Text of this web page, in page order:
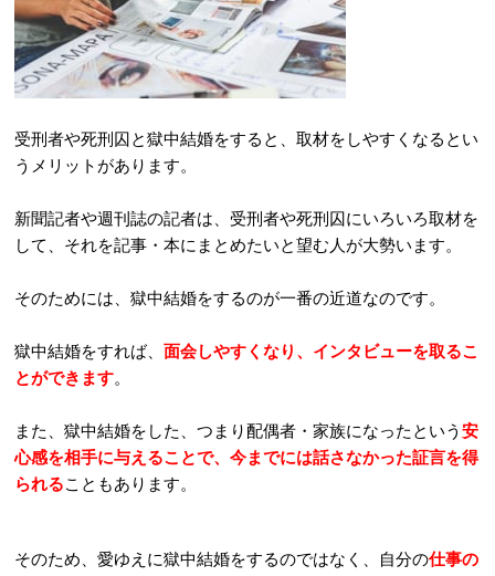
受刑者や死刑囚と獄中結婚をすると、取材をしやすくなるとい
うメリットがあります。
新聞記者や週刊誌の記者は、受刑者や死刑囚にいろいろ取材を
して、それを記事・本にまとめたいと望む人が大勢います。
そのためには、獄中結婚をするのが一番の近道なのです。
獄中結婚をすれば、 面会しやすくなり、インタビューを取るこ
とができます。
また、獄中結婚をした、つまり配偶者・家族になったという 安
心感を相手に与えることで、今までには話さなかった証言を得
られることもあります。
そのため、愛ゆえに獄中結婚をするのではなく、自分の仕事の